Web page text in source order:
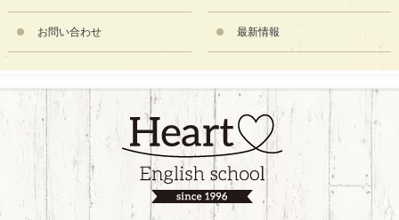
お問い合わせ 最新情報